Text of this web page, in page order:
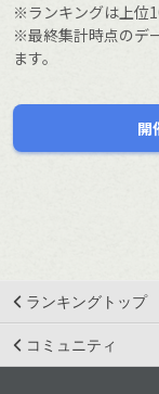
※ランキングは上位
※最終集計時点のデ
ます。
開
ランキングトップ
コミュニティ